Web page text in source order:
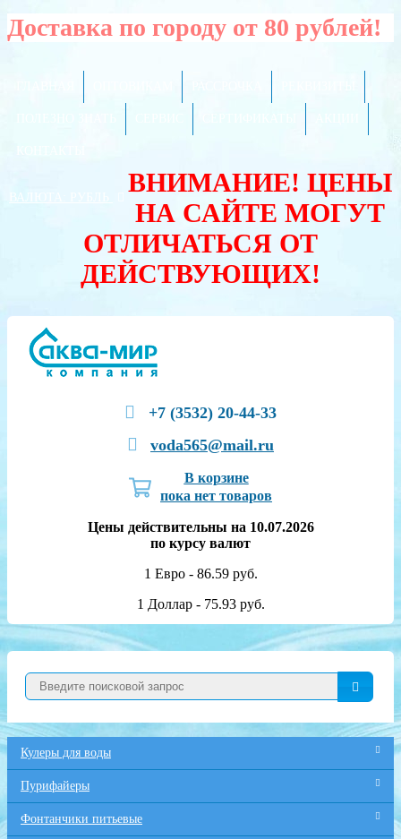
Доставка по городу от 80 рублей!
ВАЛЮТА:
ВНИМАНИЕ! ЦЕНЫ
НА САЙТЕ МОГУТ
ОТЛИЧАТЬСЯ ОТ
ДЕЙСТВУЮЩИХ!
+7 (3532) 20-44-33
voda565@mail.ru
В корзине
пока нет товаров
Цены действительны на 10.07.2026
по курсу валют
1 Евро - 86.59 руб.
1 Доллар - 75.93 руб.
Кулеры для воды
Пурифайеры
Фонтанчики питьевые